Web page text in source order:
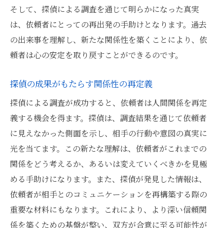
そして、探偵による調査を通じて明らかになった真実
は、依頼者にとっての再出発の手助けとなります。過去
の出来事を理解し、新たな関係性を築くことにより、依
頼者は心の安定を取り戻すことができるのです。
探偵の成果がもたらす関係性の再定義
探偵による調査が成功すると、依頼者は人間関係を再定
義する機会を得ます。探偵は、調査結果を通じて依頼者
に見えなかった側面を示し、相手の行動や意図の真実に
光を当てます。この新たな理解は、依頼者がこれまでの
関係をどう考えるか、あるいは変えていくべきかを見極
める手助けになります。また、探偵が発見した情報は、
依頼者が相手とのコミュニケーションを再構築する際の
重要な材料にもなります。これにより、より深い信頼関
係を築くための基盤が整い、双方が合意に至る可能性が